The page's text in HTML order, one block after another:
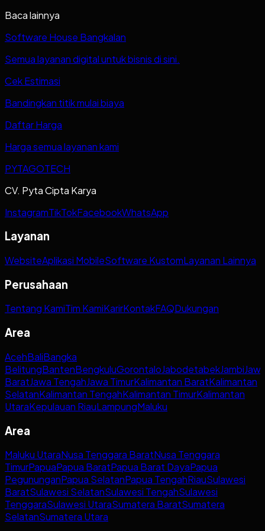
Baca lainnya
Software House Bangkalan
Semua layanan digital untuk bisnis di sini.
Cek Estimasi
Bandingkan titik mulai biaya
Daftar Harga
Harga semua layanan kami
PYTAGOTECH
CV. Pyta Cipta Karya
InstagramTikTokFacebookWhatsApp
Layanan
WebsiteAplikasi MobileSoftware KustomLayanan Lainnya
Perusahaan
Tentang KamiTim KamiKarirKontakFAQDukungan
Area
AcehBaliBangka
BelitungBantenBengkuluGorontaloJabodetabekJambi
BaratJawa TengahJawa TimurKalimantan BaratKalimantan
SelatanKalimantan TengahKalimantan TimurKalimantan
UtaraKepulauan RiauLampungMaluku
Area
Maluku UtaraNusa Tenggara BaratNusa Tenggara
TimurPapuaPapua BaratPapua Barat DayaPapua
PegununganPapua SelatanPapua TengahRiauSulawesi
BaratSulawesi SelatanSulawesi TengahSulawesi
TenggaraSulawesi UtaraSumatera BaratSumatera
SelatanSumatera Utara